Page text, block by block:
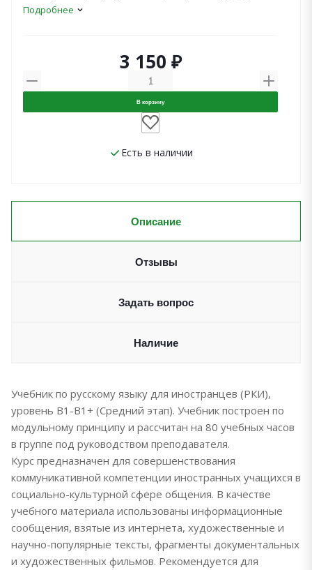
Подробнее
3 150 ₽
В корзину
Есть в наличии
Описание
Отзывы
Задать вопрос
Наличие
Учебник по русскому языку для иностранцев (РКИ),
уровень В1-В1+ (Средний этап). Учебник построен по
модульному принципу и рассчитан на 80 учебных часов
в группе под руководством преподавателя.
Курс предназначен для совершенствования
коммуникативной компетенции иностранных учащихся в
социально-культурной сфере общения. В качестве
учебного материала использованы информационные
сообщения, взятые из интернета, художественные и
научно-популярные тексты, фрагменты документальных
и художественных фильмов. Рекомендуется для